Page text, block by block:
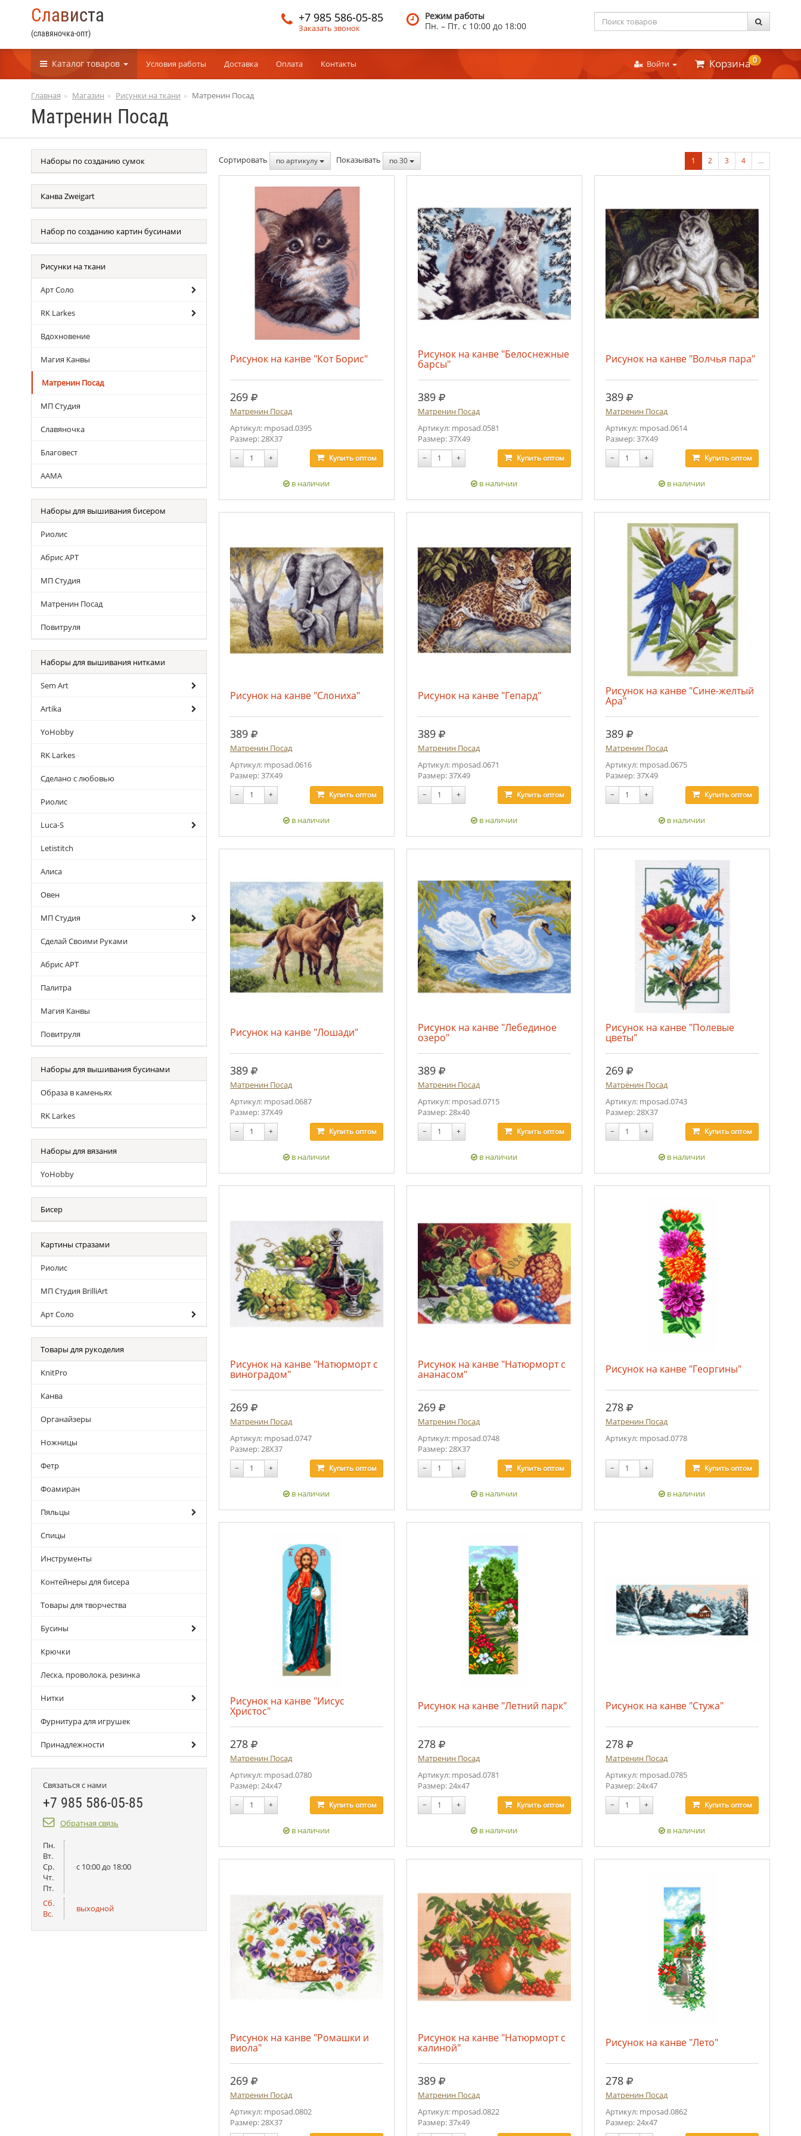
Слависта
(славяночка-опт)
+7 985 586-05-85
Заказать звонок
Режим работы
Пн. – Пт. c 10:00 до 18:00
Каталог товаров Войти Корзина0
Условия работы Доставка Оплата Контакты
Главная Магазин Рисунки на ткани Матренин Посад
Матренин Посад
Наборы по созданию сумок
Канва Zweigart
Набор по созданию картин бусинами
Рисунки на ткани
Арт Соло
RK Larkes
Вдохновение
Магия Канвы
Матренин Посад
МП Студия
Славяночка
Благовест
ААМА
Наборы для вышивания бисером
Риолис
Абрис АРТ
МП Студия
Матренин Посад
Повитруля
Наборы для вышивания нитками
Sem Art
Artika
YoHobby
RK Larkes
Сделано с любовью
Риолис
Luca-S
Letistitch
Алиса
Овен
МП Студия
Сделай Своими Руками
Абрис АРТ
Палитра
Магия Канвы
Повитруля
Наборы для вышивания бусинами
Образа в каменьях
RK Larkes
Наборы для вязания
YoHobby
Бисер
Картины стразами
Риолис
МП Студия BrilliArt
Арт Соло
Товары для рукоделия
KnitPro
Канва
Органайзеры
Ножницы
Фетр
Фоамиран
Пяльцы
Спицы
Инструменты
Контейнеры для бисера
Товары для творчества
Бусины
Крючки
Леска, проволока, резинка
Нитки
Фурнитура для игрушек
Принадлежности
Связаться с нами
+7 985 586-05-85
Обратная связь
Пн.
Вт.
Ср.
Чт.
Пт.
c 10:00 до 18:00
Сб.
Вс.
выходной
Сортировать по артикулу Показывать по 30 1 2 3 4 …
Рисунок на канве "Кот Борис"
269 руб.
Матренин Посад
Артикул: mposad.0395
Размер: 28Х37
− + Купитьоптом
в наличии
Рисунок на канве "Белоснежные
барсы"
389 руб.
Матренин Посад
Артикул: mposad.0581
Размер: 37Х49
− + Купитьоптом
в наличии
Рисунок на канве "Волчья пара"
389 руб.
Матренин Посад
Артикул: mposad.0614
Размер: 37Х49
− + Купитьоптом
в наличии
Рисунок на канве "Слониха"
389 руб.
Матренин Посад
Артикул: mposad.0616
Размер: 37Х49
− + Купитьоптом
в наличии
Рисунок на канве "Гепард"
389 руб.
Матренин Посад
Артикул: mposad.0671
Размер: 37Х49
− + Купитьоптом
в наличии
Рисунок на канве "Сине-желтый
Ара"
389 руб.
Матренин Посад
Артикул: mposad.0675
Размер: 37Х49
− + Купитьоптом
в наличии
Рисунок на канве "Лошади"
389 руб.
Матренин Посад
Артикул: mposad.0687
Размер: 37Х49
− + Купитьоптом
в наличии
Рисунок на канве "Лебединое
озеро"
389 руб.
Матренин Посад
Артикул: mposad.0715
Размер: 28х40
− + Купитьоптом
в наличии
Рисунок на канве "Полевые
цветы"
269 руб.
Матренин Посад
Артикул: mposad.0743
Размер: 28Х37
− + Купитьоптом
в наличии
Рисунок на канве "Натюрморт с
виноградом"
269 руб.
Матренин Посад
Артикул: mposad.0747
Размер: 28Х37
− + Купитьоптом
в наличии
Рисунок на канве "Натюрморт с
ананасом"
269 руб.
Матренин Посад
Артикул: mposad.0748
Размер: 28Х37
− + Купитьоптом
в наличии
Рисунок на канве "Георгины"
278 руб.
Матренин Посад
Артикул: mposad.0778
− + Купитьоптом
в наличии
Рисунок на канве "Иисус
Христос"
278 руб.
Матренин Посад
Артикул: mposad.0780
Размер: 24х47
− + Купитьоптом
в наличии
Рисунок на канве "Летний парк"
278 руб.
Матренин Посад
Артикул: mposad.0781
Размер: 24х47
− + Купитьоптом
в наличии
Рисунок на канве "Стужа"
278 руб.
Матренин Посад
Артикул: mposad.0785
Размер: 24х47
− + Купитьоптом
в наличии
Рисунок на канве "Ромашки и
виола"
269 руб.
Матренин Посад
Артикул: mposad.0802
Размер: 28Х37
Рисунок на канве "Натюрморт с
калиной"
389 руб.
Матренин Посад
Артикул: mposad.0822
Размер: 37х49
Рисунок на канве "Лето"
278 руб.
Матренин Посад
Артикул: mposad.0862
Размер: 24х47